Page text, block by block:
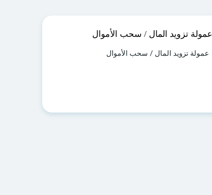
عمولة تزويد المال / سحب الأموال
عمولة تزويد المال / سحب الأموال